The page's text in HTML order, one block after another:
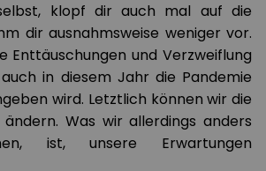
klopf dir auch mal auf die
dir ausnahmsweise weniger vor.
Enttäuschungen und Verzweiflung
in diesem Jahr die Pandemie
wird. Letztlich können wir die
Was wir allerdings anders
ist, unsere Erwartungen